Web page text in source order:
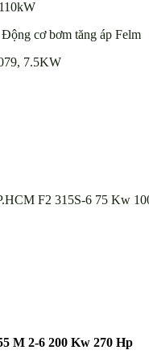
110kW
cơ bơm tăng áp Felm
7.5KW
F2 315S-6 75 Kw
M 2-6 200 Kw 270 Hp